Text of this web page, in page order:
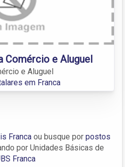
Comércio e Aluguel
e Aluguel
em Franca
Franca ou busque por postos
por Unidades Básicas de
Franca